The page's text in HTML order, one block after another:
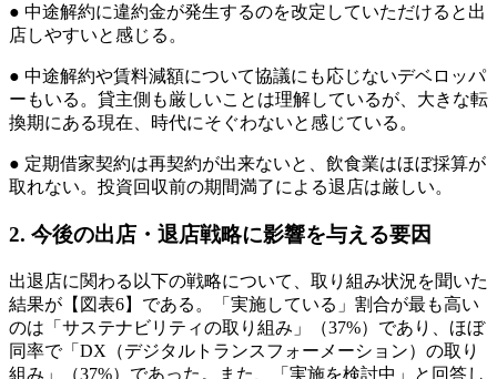
● 中途解約に違約金が発生するのを改定していただけると出
店しやすいと感じる。
● 中途解約や賃料減額について協議にも応じないデベロッパ
ーもいる。貸主側も厳しいことは理解しているが、大きな転
換期にある現在、時代にそぐわないと感じている。
● 定期借家契約は再契約が出来ないと、飲食業はほぼ採算が
取れない。投資回収前の期間満了による退店は厳しい。
2. 今後の出店・退店戦略に影響を与える要因
出退店に関わる以下の戦略について、取り組み状況を聞いた
結果が【図表6】である。「実施している」割合が最も高い
のは「サステナビリティの取り組み」（37%）であり、ほぼ
同率で「DX（デジタルトランスフォーメーション）の取り
組み」（37%）であった。また、「実施を検討中」と回答し